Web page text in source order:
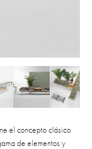
el concepto clásico
de elementos y